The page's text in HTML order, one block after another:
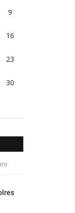
9
16
23
30